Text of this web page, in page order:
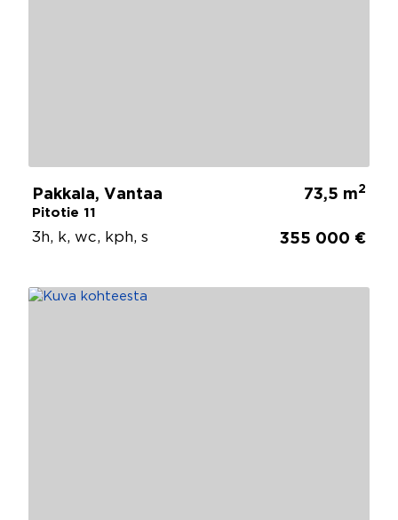
Pakkala, Vantaa
Pitotie 11
73,5 m2
3h, k, wc, kph, s 355 000 €